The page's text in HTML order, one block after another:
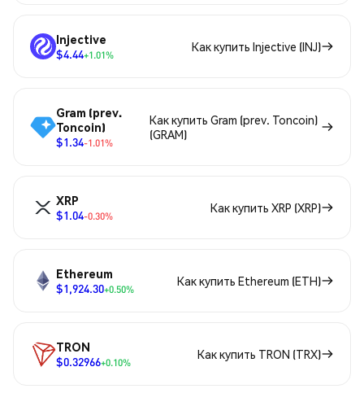
Injective
$4.44+1.01%
Как купить Injective (INJ)
Gram (prev.
Toncoin)
$1.34-1.01%
Как купить Gram (prev. Toncoin)
(GRAM)
XRP
$1.04-0.30%
Как купить XRP (XRP)
Ethereum
$1,924.30+0.50%
Как купить Ethereum (ETH)
TRON
$0.32966+0.10%
Как купить TRON (TRX)